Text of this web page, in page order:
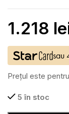
1.218
sau
Prețul este
5 în stoc